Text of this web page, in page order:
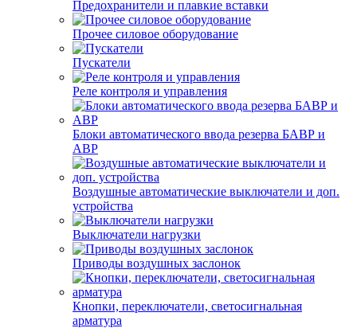
Предохранители и плавкие вставки
Прочее силовое оборудование
Пускатели
Реле контроля и управления
Блоки автоматического ввода резерва БАВР и
АВР
Воздушные автоматические выключатели и доп.
устройства
Выключатели нагрузки
Приводы воздушных заслонок
Кнопки, переключатели, светосигнальная
арматура